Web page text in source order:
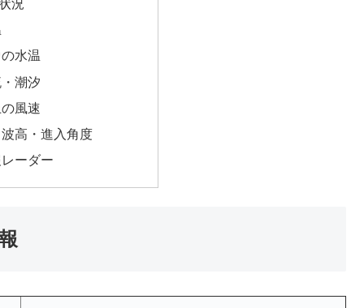
況
水温
潮汐
風速
高・進入角度
ーダー